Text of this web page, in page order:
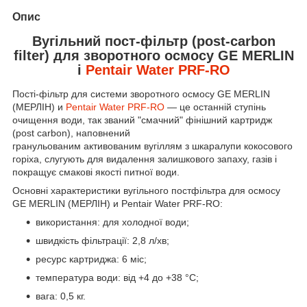
Опис
Вугільний пост-фільтр (post-carbon
filter) для зворотного осмосу GE MERLIN
і Pentair Water PRF-RO
Пості-фільтр для системи зворотного осмосу GE MERLIN
(МЕРЛІН) и Pentair Water PRF-RO — це останній ступінь
очищення води, так званий "смачний" фінішний картридж
(post carbon), наповнений
гранульованим активованим вугіллям з шкаралупи кокосового
горіха, слугують для видалення залишкового запаху, газів і
покращує смакові якості питної води.
Основні характеристики вугільного постфільтра для осмосу
GE MERLIN (МЕРЛІН) и Pentair Water PRF-RO:
використання: для холодної води;
швидкість фільтрації: 2,8 л/хв;
ресурс картриджа: 6 міс;
температура води: від +4 до +38 °C;
вага: 0,5 кг.